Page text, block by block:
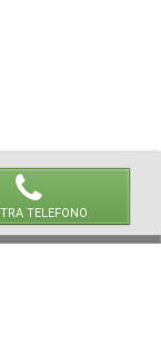
TELEFONO